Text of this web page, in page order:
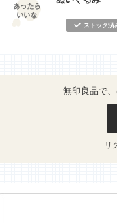
ストック済
無印良品で
リ